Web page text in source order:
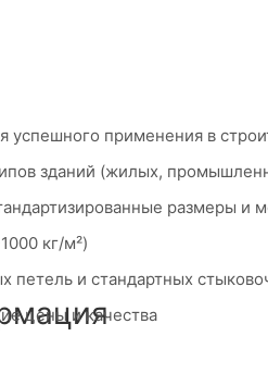
успешного применения в
зданий (жилых,
размеры и
кг/м²)
и стандартных
цены и качества